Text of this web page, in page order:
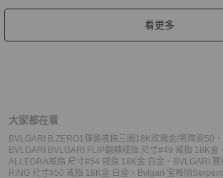
看更多
大家都在看
BVLGARI B.ZERO1彈簧戒指三圈18K玫瑰金/黑陶瓷50 、
BVLGARI BVLGARI FLIP翻轉戒指 尺寸#49 戒指 18K金 、
ALLEGRA戒指 尺寸#54 戒指 18K金 白金 、 BVLGARI
RING 尺寸#50 戒指 18K金 白金 、 Bvlgari 宝格丽